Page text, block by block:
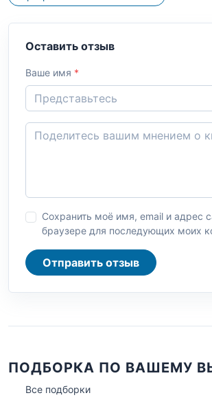
Оставить отзыв
Ваше имя *
Сохранить моё имя, email и адрес
браузере для последующих моих
Отправить отзыв
ПОДБОРКА ПО ВАШЕМУ
Все подборки